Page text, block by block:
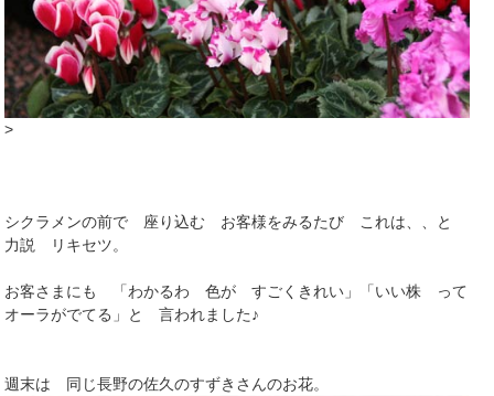
>
シクラメンの前で 座り込む お客様をみるたび これは、、と
力説 リキセツ。
お客さまにも 「わかるわ 色が すごくきれい」「いい株 って
オーラがでてる」と 言われました♪
週末は 同じ長野の佐久のすずきさんのお花。